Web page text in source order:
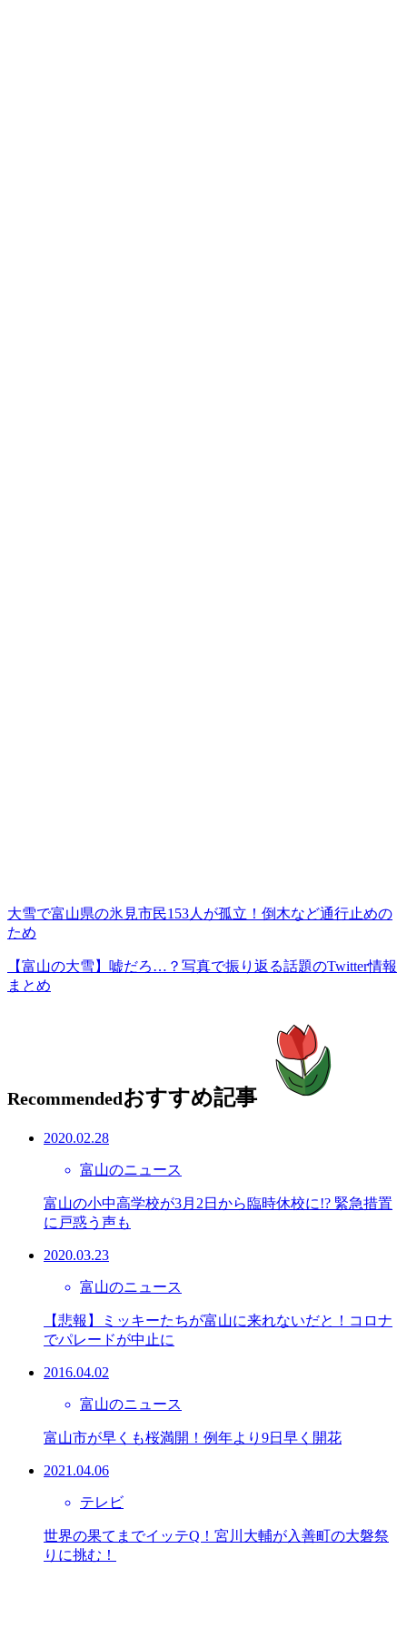
大雪で富山県の氷見市民153人が孤立！倒木など通行止めの
ため
【富山の大雪】嘘だろ…？写真で振り返る話題のTwitter情報
まとめ
Recommendedおすすめ記事
2020.02.28
富山のニュース
富山の小中高学校が3月2日から臨時休校に!? 緊急措置
に戸惑う声も
2020.03.23
富山のニュース
【悲報】ミッキーたちが富山に来れないだと！コロナ
でパレードが中止に
2016.04.02
富山のニュース
富山市が早くも桜満開！例年より9日早く開花
2021.04.06
テレビ
世界の果てまでイッテQ！宮川大輔が入善町の大磐祭
りに挑む！